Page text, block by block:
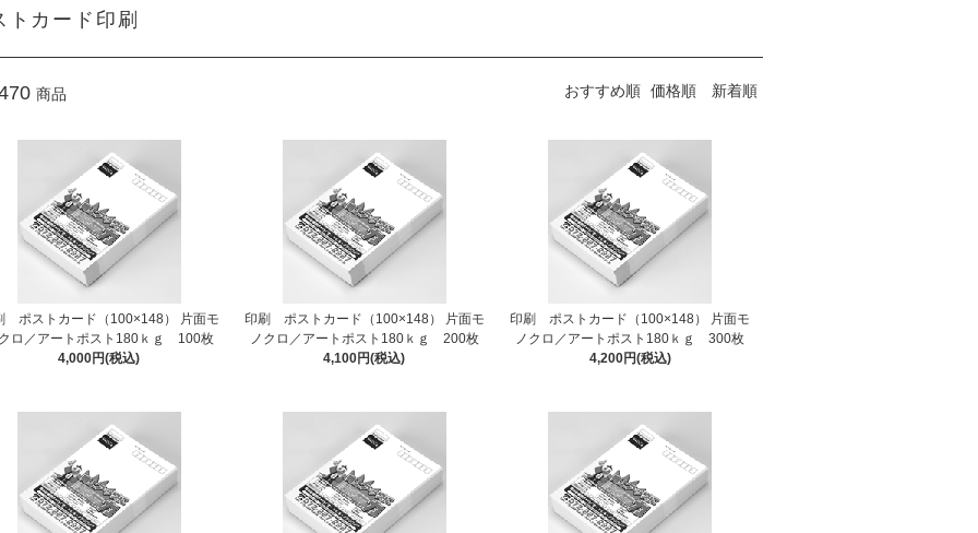
トカード印刷
商品 おすすめ順 価格順 新着順
ポストカード（100×148） 片面モ
クロ／アートポスト180ｋｇ 100枚
4,000円(税込)
印刷 ポストカード（100×148） 片面モ
ノクロ／アートポスト180ｋｇ 200枚
4,100円(税込)
印刷 ポストカード（100×148） 片面モ
ノクロ／アートポスト180ｋｇ 300枚
4,200円(税込)